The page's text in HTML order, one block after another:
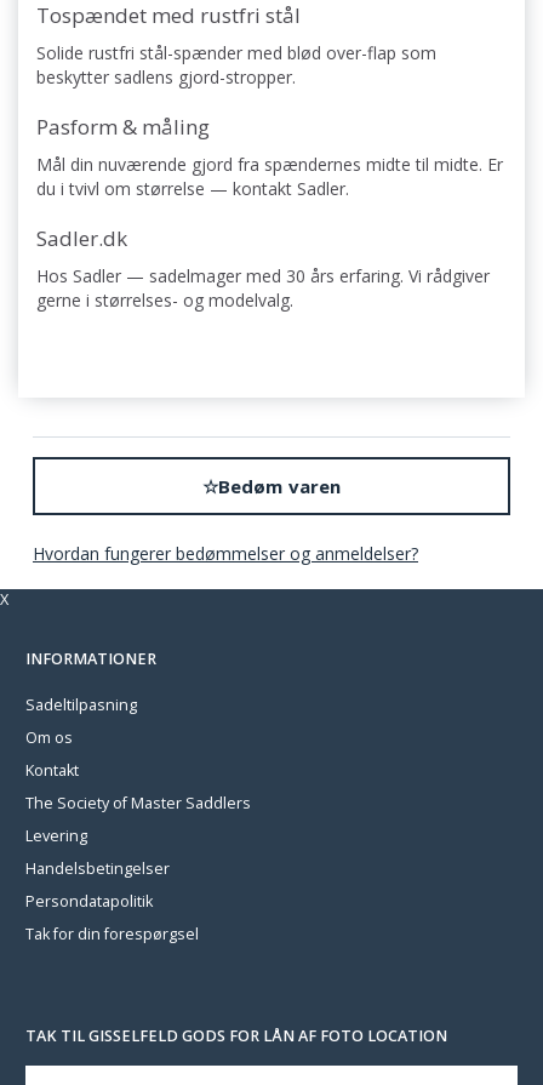
Tospændet med rustfri stål
Solide rustfri stål-spænder med blød over-flap som
beskytter sadlens gjord-stropper.
Pasform & måling
Mål din nuværende gjord fra spændernes midte til midte. Er
du i tvivl om størrelse — kontakt Sadler.
Sadler.dk
Hos Sadler — sadelmager med 30 års erfaring. Vi rådgiver
gerne i størrelses- og modelvalg.
☆Bedøm varen
Hvordan fungerer bedømmelser og anmeldelser?
X
INFORMATIONER
Sadeltilpasning
Om os
Kontakt
The Society of Master Saddlers
Levering
Handelsbetingelser
Persondatapolitik
Tak for din forespørgsel
TAK TIL GISSELFELD GODS FOR LÅN AF FOTO LOCATION